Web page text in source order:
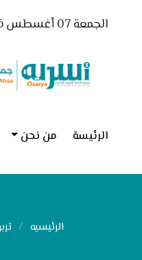
الجمعة 07 أغسطس 2026 / 24-صفر-1448
الرئيسة من نحن
الرئيسيه